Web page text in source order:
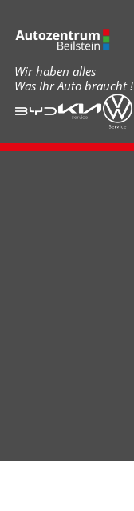
Wir haben alles
Was Ihr Auto braucht !